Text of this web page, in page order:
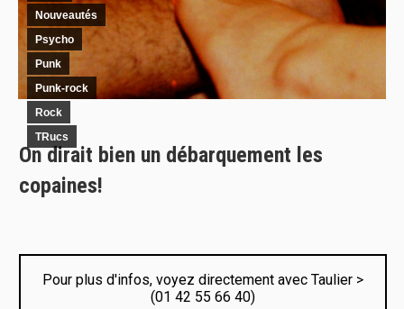
Nouveautés
Psycho
Punk
Punk-rock
Rock
TRucs
On dirait bien un débarquement les
copaines!
Pour plus d'infos, voyez directement avec Taulier >
(01 42 55 66 40)